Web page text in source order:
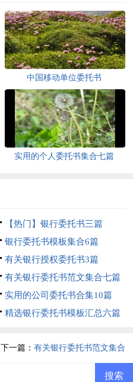
中国移动单位委托书
实用的个人委托书集合七篇
【热门】银行委托书三篇
银行委托书模板集合6篇
有关银行授权委托书3篇
有关银行委托书范文集合七篇
实用的公司委托书合集10篇
精选银行委托书模板汇总六篇
下一篇： 有关银行委托书范文集合